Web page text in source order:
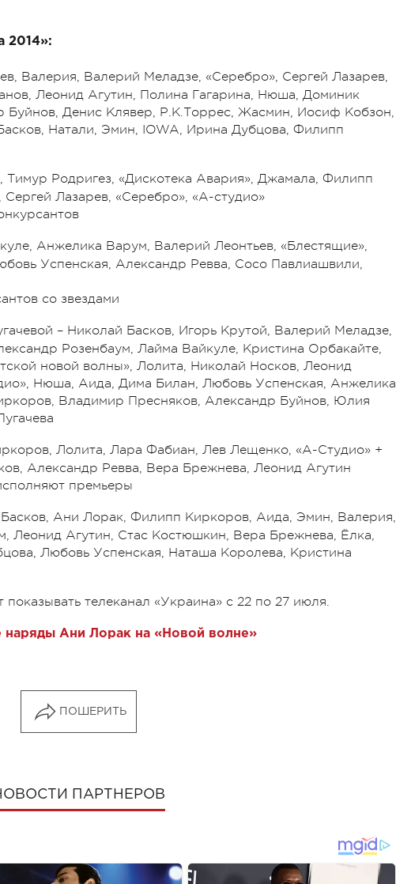
2014»:
Валерия, Валерий Меладзе, «Серебро», Сергей Лазарев,
Леонид Агутин, Полина Гагарина, Нюша, Доминик
Денис Клявер, Р.К.Торрес, Жасмин, Иосиф Кобзон,
Натали, Эмин, IOWA, Ирина Дубцова, Филипп
Тимур Родригез, «Дискотека Авария», Джамала, Филипп
Лазарев, «Серебро», «А-студио»
Анжелика Варум, Валерий Леонтьев, «Блестящие»,
Успенская, Александр Ревва, Сосо Павлиашвили,
со звездами
– Николай Басков, Игорь Крутой, Валерий Меладзе,
Розенбаум, Лайма Вайкуле, Кристина Орбакайте,
новой волны», Лолита, Николай Носков, Леонид
Нюша, Аида, Дима Билан, Любовь Успенская, Анжелика
Владимир Пресняков, Александр Буйнов, Юлия
Лолита, Лара Фабиан, Лев Лещенко, «А-Студио» +
Александр Ревва, Вера Брежнева, Леонид Агутин
премьеры
Ани Лорак, Филипп Киркоров, Аида, Эмин, Валерия,
Леонид Агутин, Стас Костюшкин, Вера Брежнева, Ёлка,
Любовь Успенская, Наташа Королева, Кристина
телеканал «Украина» с 22 по 27 июля.
Ани Лорак на «Новой волне»
ПОШЕРИТЬ
ПАРТНЕРОВ